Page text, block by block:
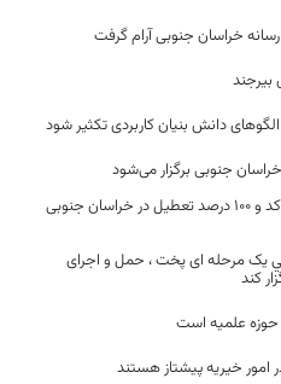
خراسان جنوبی آرام گرفت
دانش بنیان کاربردی تکثیر شود
طی یک سال گذشته بیش از 70 واحد راکد و 100 درصد تعطیل در خراسان جنوبی
یک مرحله ای پخت ، حمل و اجرای
کند
حوزه علمیه است
امور خیریه پیشتاز هستند